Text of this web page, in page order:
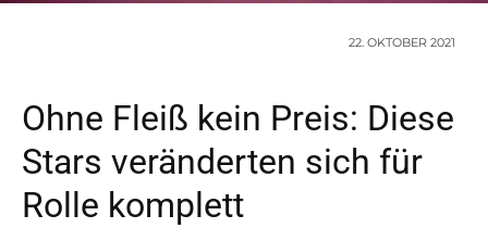
22. OKTOBER 2021
Ohne Fleiß kein Preis: Diese
Stars veränderten sich für
Rolle komplett